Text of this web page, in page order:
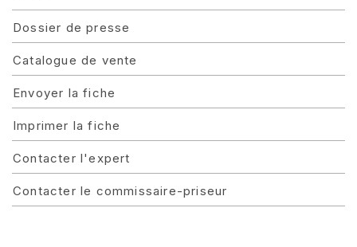
Dossier de presse
Catalogue de vente
Envoyer la fiche
Imprimer la fiche
Contacter l'expert
Contacter le commissaire-priseur